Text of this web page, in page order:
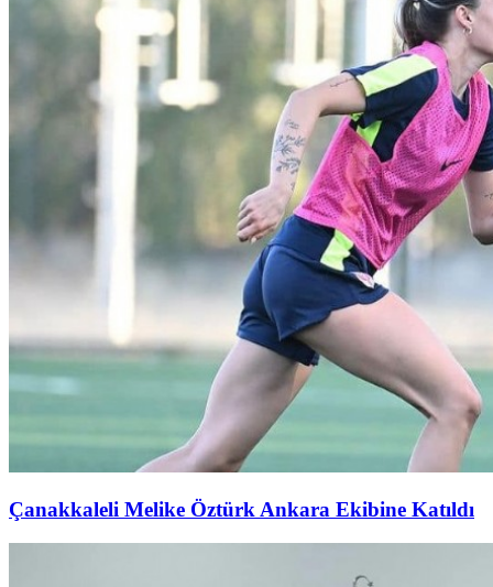
Çanakkaleli Melike Öztürk Ankara Ekibine Katıldı